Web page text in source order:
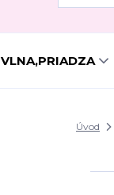
VLNA,PRIADZA
Úvod